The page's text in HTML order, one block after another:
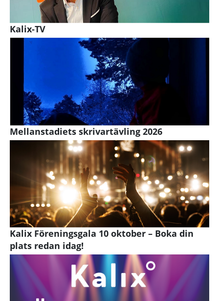
Kalix-TV
Mellanstadiets skrivartävling 2026
Kalix Föreningsgala 10 oktober – Boka din
plats redan idag!